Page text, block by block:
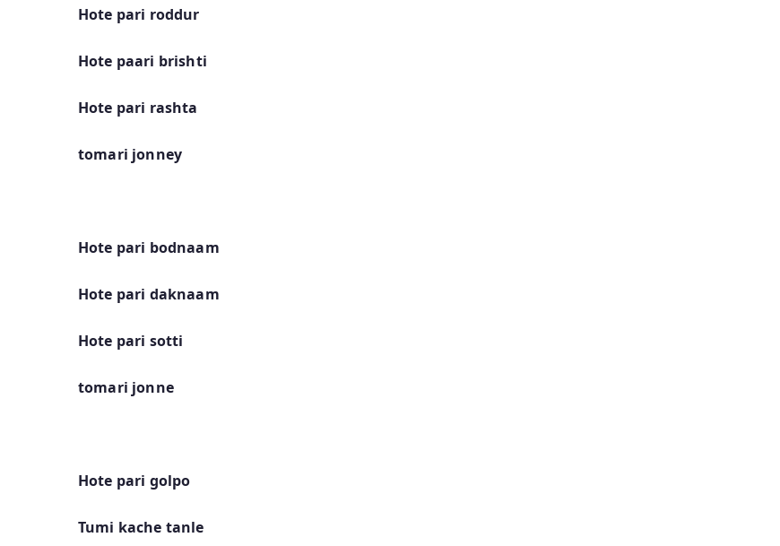
Hote pari roddur
Hote paari brishti
Hote pari rashta
tomari jonney
Hote pari bodnaam
Hote pari daknaam
Hote pari sotti
tomari jonne
Hote pari golpo
Tumi kache tanle